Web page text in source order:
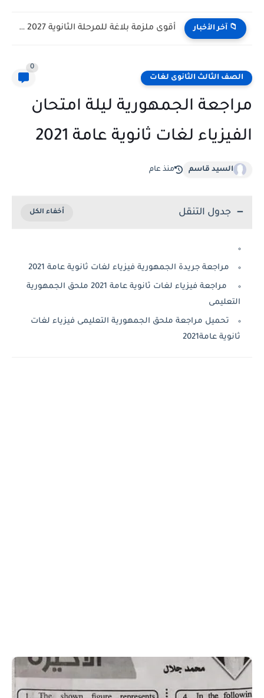
📁 آخر الأخبار أقوى ملزمة بلاغة للمرحلة الثانوية 2027 أ. أحمد منصور (شرح...
الصف الثالث الثانوى لغات
0
مراجعة الجمهورية ليلة امتحان
الفيزياء لغات ثانوية عامة 2021
السيد قاسم منذ عام
جدول التنقل
مراجعة جريدة الجمهورية فيزياء لغات ثانوية عامة 2021
مراجعة فيزياء لغات ثانوية عامة 2021 ملحق الجمهورية
التعليمى
تحميل مراجعة ملحق الجمهورية التعليمى فيزياء لغات
ثانوية عامة2021